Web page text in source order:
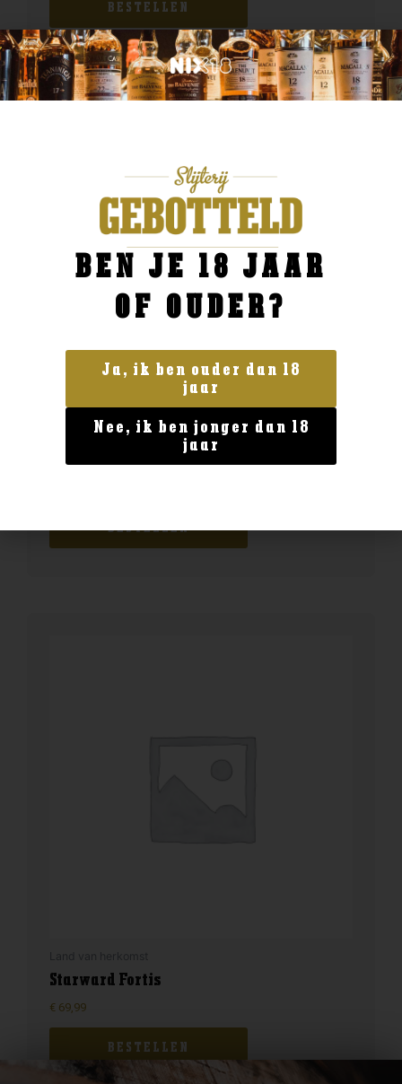
BESTELLEN
Australië
Scapegrace Vanguard
BESTELLEN
Starward Fortis
€ 69,99
BESTELLEN
BEN JE 18 JAAR
OF OUDER?
Ja, ik ben ouder dan 18
jaar
Nee, ik ben jonger dan 18
jaar